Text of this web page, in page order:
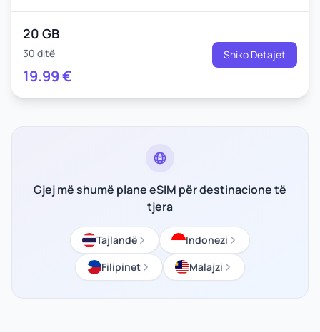
20 GB
30 ditë
19.99€
Shiko Detajet
Gjej më shumë plane eSIM për destinacione të
tjera
Tajlandë
Indonezi
Filipinet
Malajzi